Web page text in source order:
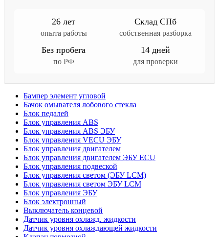
26 лет
опыта работы
Склад СПб
собственная разборка
Без пробега
по РФ
14 дней
для проверки
Бампер элемент угловой
Бачок омывателя лобового стекла
Блок педалей
Блок управления ABS
Блок управления ABS ЭБУ
Блок управления VECU ЭБУ
Блок управления двигателем
Блок управления двигателем ЭБУ ECU
Блок управления подвеской
Блок управления светом (ЭБУ LCM)
Блок управления светом ЭБУ LCM
Блок управления ЭБУ
Блок электронный
Выключатель концевой
Датчик уровня охлажд. жидкости
Датчик уровня охлаждающей жидкости